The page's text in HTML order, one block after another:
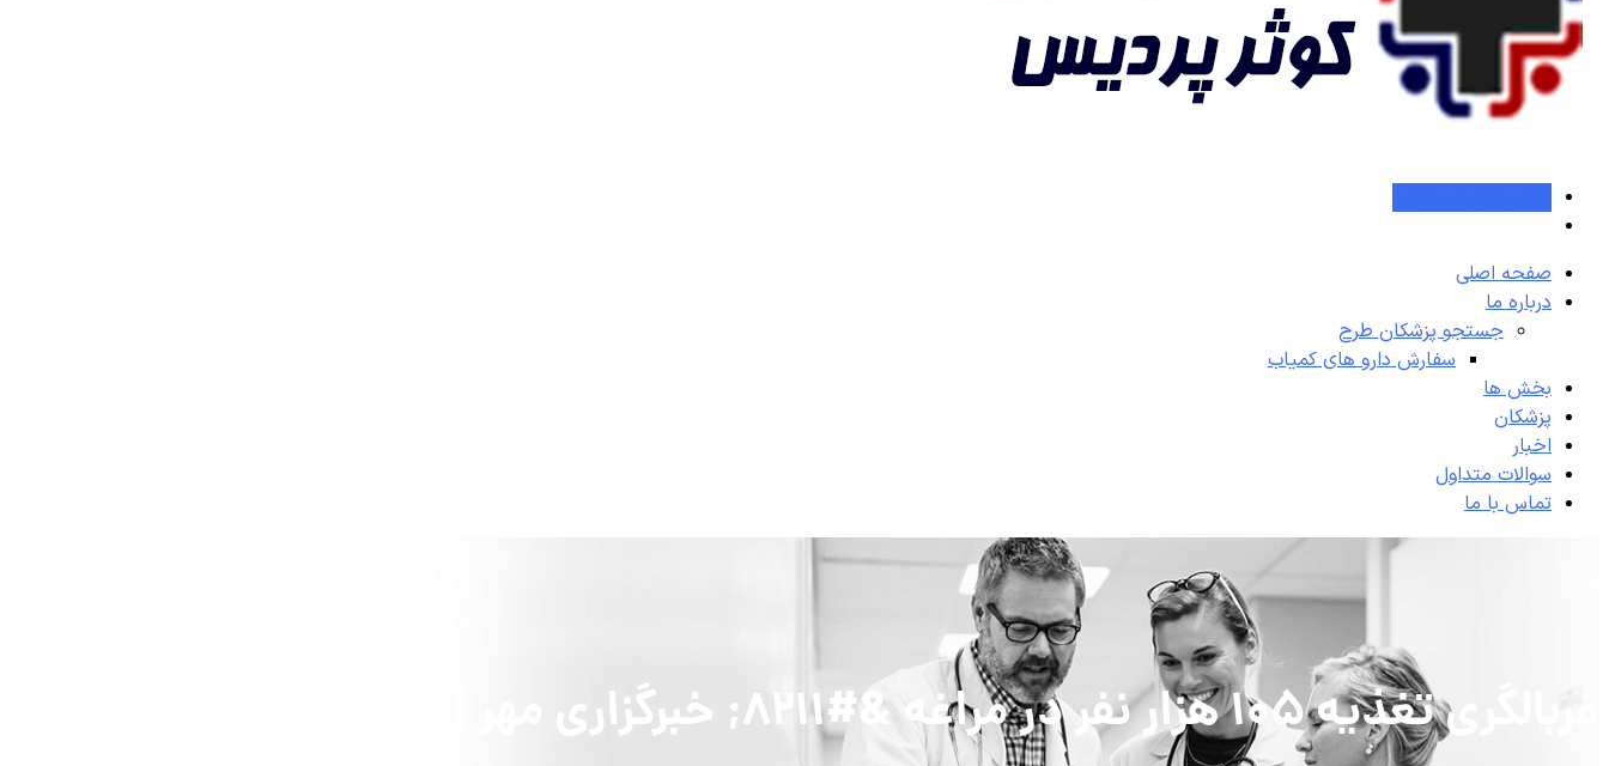
صفحه اصلی
درباره ما
جستجو پزشکان طرح
سفارش دارو های کمیاب
بخش ها
پزشکان
اخبار
سوالات متداول
تماس با ما
غربالگری تغذیه ۱۰۵ هزار نفر در مراغه &#۸۲۱۱; خبرگزاری مهر | اخبار ایران و جهان